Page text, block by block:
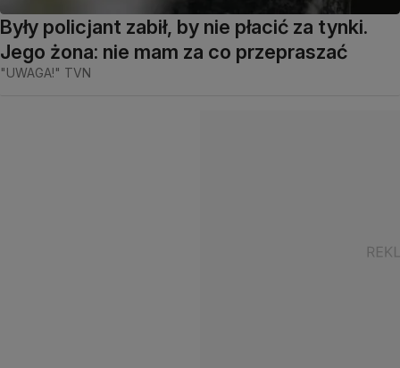
Były policjant zabił, by nie płacić za tynki.
Jego żona: nie mam za co przepraszać
"UWAGA!" TVN